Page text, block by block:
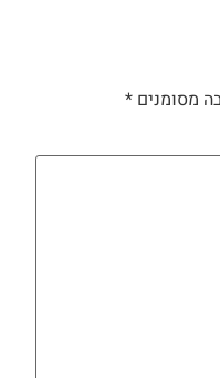
מסומנים *